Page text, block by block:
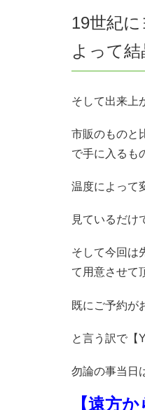
19世紀
よって
そして出来上
市販のものと
で手に入るも
温度によって
見ているだけ
そして今回は
て用意させて
既にご予約が
と言う訳で【
勿論の事当日
【遠方